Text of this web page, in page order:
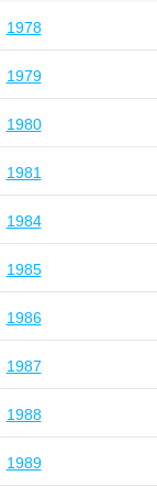
1978
1979
1980
1981
1984
1985
1986
1987
1988
1989